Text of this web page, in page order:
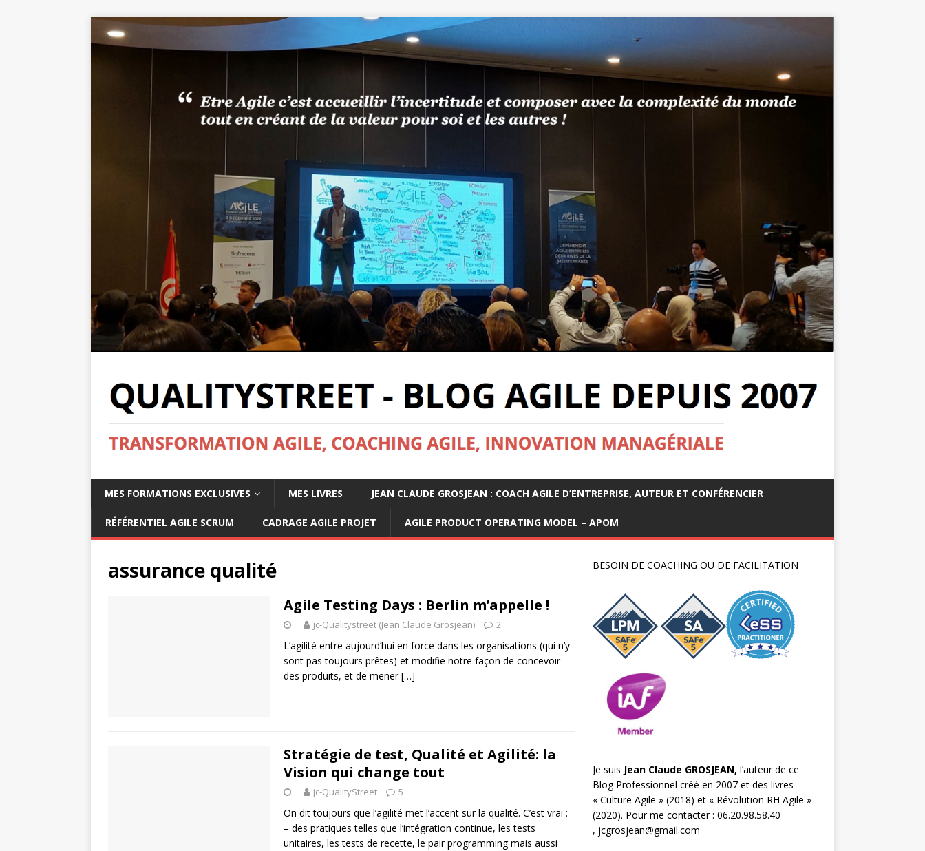
MES FORMATIONS EXCLUSIVES MES LIVRES JEAN CLAUDE GROSJEAN : COACH AGILE D’ENTREPRISE, AUTEUR ET CONFÉRENCIER
RÉFÉRENTIEL AGILE SCRUM CADRAGE AGILE PROJET AGILE PRODUCT OPERATING MODEL – APOM
assurance qualité
Agile Testing Days : Berlin m’appelle !
jc-Qualitystreet (Jean Claude Grosjean) 2
L’agilité entre aujourd’hui en force dans les organisations (qui n’y
sont pas toujours prêtes) et modifie notre façon de concevoir
des produits, et de mener[…]
Stratégie de test, Qualité et Agilité: la
Vision qui change tout
jc-QualityStreet 5
On dit toujours que l’agilité met l’accent sur la qualité. C’est vrai :
– des pratiques telles que l’intégration continue, les tests
unitaires, les tests de recette, le pair programming mais aussi
BESOIN DE COACHING OU DE FACILITATION
Je suis Jean Claude GROSJEAN, l’auteur de ce
Blog Professionnel créé en 2007 et des livres
« Culture Agile » (2018) et « Révolution RH Agile »
(2020). Pour me contacter : 06.20.98.58.40
, jcgrosjean@gmail.com